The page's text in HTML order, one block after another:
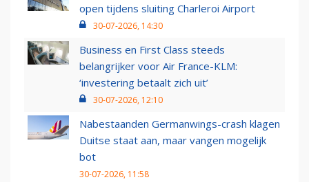
open tijdens sluiting Charleroi Airport
30-07-2026, 14:30
Business en First Class steeds
belangrijker voor Air France-KLM:
‘investering betaalt zich uit’
30-07-2026, 12:10
Nabestaanden Germanwings-crash klagen
Duitse staat aan, maar vangen mogelijk
bot
30-07-2026, 11:58